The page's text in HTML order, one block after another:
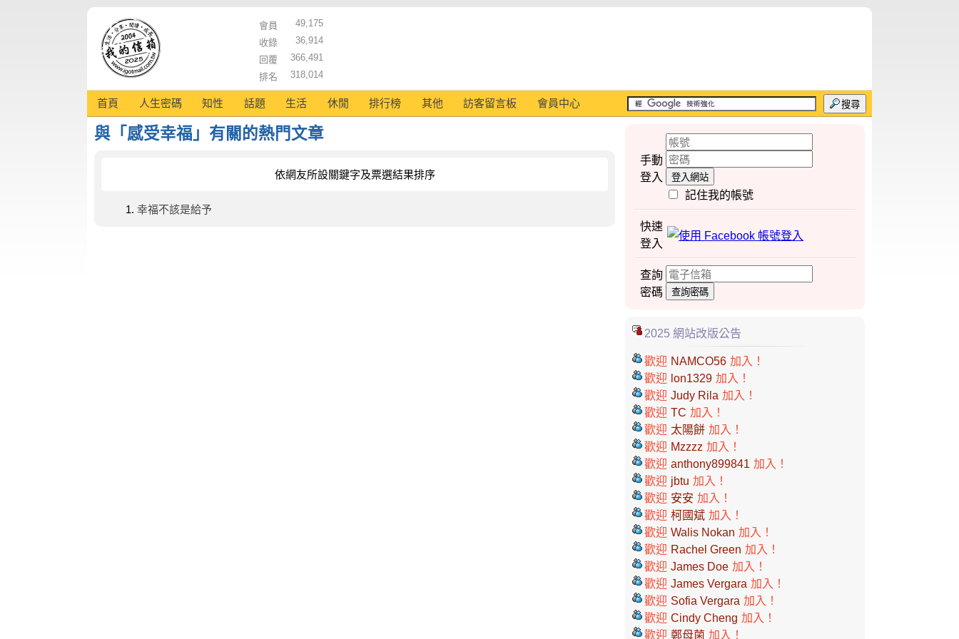
會員
49,175
收錄
36,914
回覆
366,491
排名
318,014
首頁 人生密碼 知性 話題 生活 休閒 排行榜 其他 訪客留言板 會員中心 搜尋
與「感受幸福」有關的熱門文章
依網友所設關鍵字及票選結果排序
幸福不該是給予
手動
登入
登入網站
記住我的帳號
快速
登入
查詢
密碼
查詢密碼
2025 網站改版公告
歡迎 NAMCO56 加入！
歡迎 lon1329 加入！
歡迎 Judy Rila 加入！
歡迎 TC 加入！
歡迎 太陽餅 加入！
歡迎 Mzzzz 加入！
歡迎 anthony899841 加入！
歡迎 jbtu 加入！
歡迎 安安 加入！
歡迎 柯國斌 加入！
歡迎 Walis Nokan 加入！
歡迎 Rachel Green 加入！
歡迎 James Doe 加入！
歡迎 James Vergara 加入！
歡迎 Sofia Vergara 加入！
歡迎 Cindy Cheng 加入！
歡迎 鄭母菌 加入！